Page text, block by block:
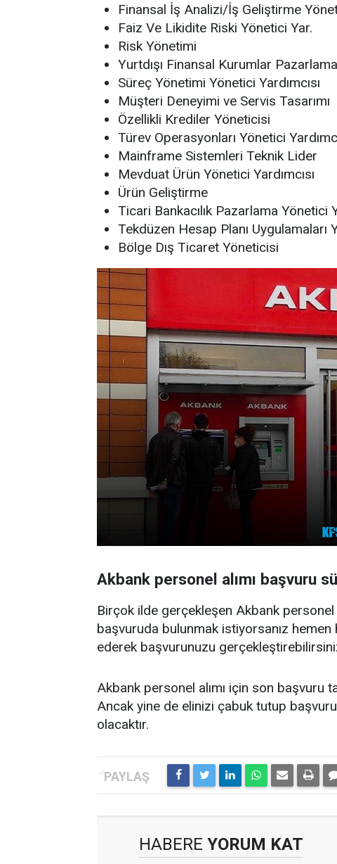
Finansal İş Analizi/İş Geliştirme
Faiz Ve Likidite Riski Yönetici Yar.
Risk Yönetimi
Yurtdışı Finansal Kurumlar
Süreç Yönetimi Yönetici Yardımcısı
Müşteri Deneyimi ve Servis Tasarımı
Özellikli Krediler Yöneticisi
Türev Operasyonları Yönetici
Mainframe Sistemleri Teknik Lider
Mevduat Ürün Yönetici Yardımcısı
Ürün Geliştirme
Ticari Bankacılık Pazarlama Yönetici
Tekdüzen Hesap Planı Uygulamaları
Bölge Dış Ticaret Yöneticisi
Akbank personel alımı başvuru
Birçok ilde gerçekleşen Akbank personel
başvuruda bulunmak istiyorsanız
ederek başvurunuzu
Akbank personel alımı için son başvuru
Ancak yine de elinizi çabuk tutup
olacaktır.
HABERE YORUM KAT